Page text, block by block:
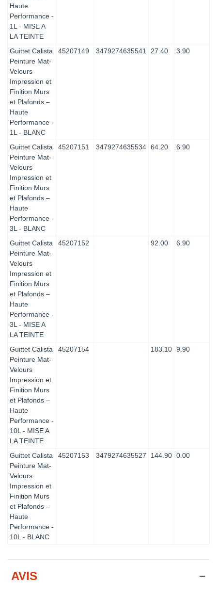
Haute
Performance -
1L - MISE A
LA TEINTE
Guittet Calista
Peinture Mat-
Velours
Impression et
Finition Murs
et Plafonds –
Haute
Performance -
1L - BLANC
45207149 3479274635541 27.40 3.90
Guittet Calista
Peinture Mat-
Velours
Impression et
Finition Murs
et Plafonds –
Haute
Performance -
3L - BLANC
45207151 3479274635534 64.20 6.90
Guittet Calista
Peinture Mat-
Velours
Impression et
Finition Murs
et Plafonds –
Haute
Performance -
3L - MISE A
LA TEINTE
45207152 92.00 6.90
Guittet Calista
Peinture Mat-
Velours
Impression et
Finition Murs
et Plafonds –
Haute
Performance -
10L - MISE A
LA TEINTE
45207154 183.10 9.90
Guittet Calista
Peinture Mat-
Velours
Impression et
Finition Murs
et Plafonds –
Haute
Performance -
10L - BLANC
45207153 3479274635527 144.90 0.00
AVIS